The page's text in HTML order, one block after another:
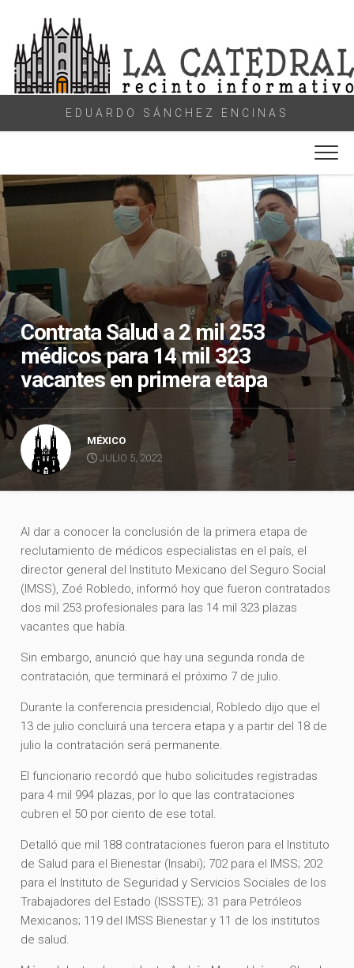
content
EDUARDO SÁNCHEZ ENCINAS
Contrata Salud a 2 mil 253
médicos para 14 mil 323
vacantes en primera etapa
MÉXICO
JULIO 5, 2022
Al dar a conocer la conclusión de la primera etapa de
reclutamiento de médicos especialistas en el país, el
director general del Instituto Mexicano del Seguro Social
(IMSS), Zoé Robledo, informó hoy que fueron contratados
dos mil 253 profesionales para las 14 mil 323 plazas
vacantes que había.
Sin embargo, anunció que hay una segunda ronda de
contratación, que terminará el próximo 7 de julio.
Durante la conferencia presidencial, Robledo dijo que el
13 de julio concluirá una tercera etapa y a partir del 18 de
julio la contratación será permanente.
El funcionario recordó que hubo solicitudes registradas
para 4 mil 994 plazas, por lo que las contrataciones
cubren el 50 por ciento de ese total.
Detalló que mil 188 contrataciones fueron para el Instituto
de Salud para el Bienestar (Insabi); 702 para el IMSS; 202
para el Instituto de Seguridad y Servicios Sociales de los
Trabajadores del Estado (ISSSTE); 31 para Petróleos
Mexicanos; 119 del IMSS Bienestar y 11 de los institutos
de salud.